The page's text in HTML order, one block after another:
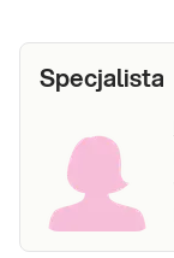
Specjalista